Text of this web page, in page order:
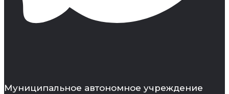
Муниципальное автономное учреждение